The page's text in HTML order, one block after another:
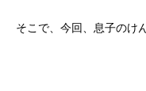
そこで、今回、息子のけ